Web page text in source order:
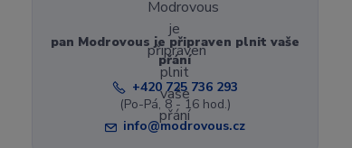
pan Modrovous je připraven plnit vaše
přání
+420 725 736 293
(Po-Pá, 8 - 16 hod.)
info@modrovous.cz